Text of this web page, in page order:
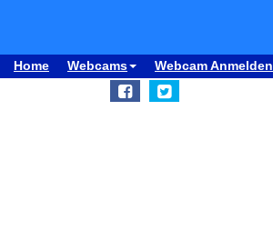
Home Webcams Webcam Anmelden